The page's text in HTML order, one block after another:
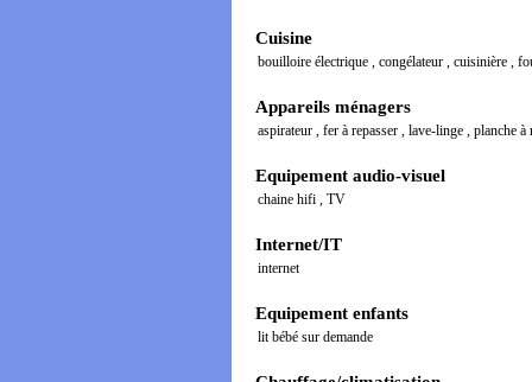
Cuisine
bouilloire électrique , congélateur , cuisinière ,
Appareils ménagers
aspirateur , fer à repasser , lave-linge , planche à
Equipement audio-visuel
chaine hifi , TV
Internet/IT
internet
Equipement enfants
lit bébé sur demande